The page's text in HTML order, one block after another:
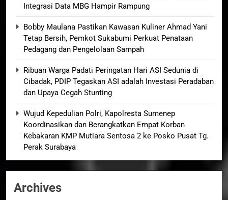
Integrasi Data MBG Hampir Rampung
Bobby Maulana Pastikan Kawasan Kuliner Ahmad Yani
Tetap Bersih, Pemkot Sukabumi Perkuat Penataan
Pedagang dan Pengelolaan Sampah
Ribuan Warga Padati Peringatan Hari ASI Sedunia di
Cibadak, PDIP Tegaskan ASI adalah Investasi Peradaban
dan Upaya Cegah Stunting
Wujud Kepedulian Polri, Kapolresta Sumenep
Koordinasikan dan Berangkatkan Empat Korban
Kebakaran KMP Mutiara Sentosa 2 ke Posko Pusat Tg.
Perak Surabaya
Archives